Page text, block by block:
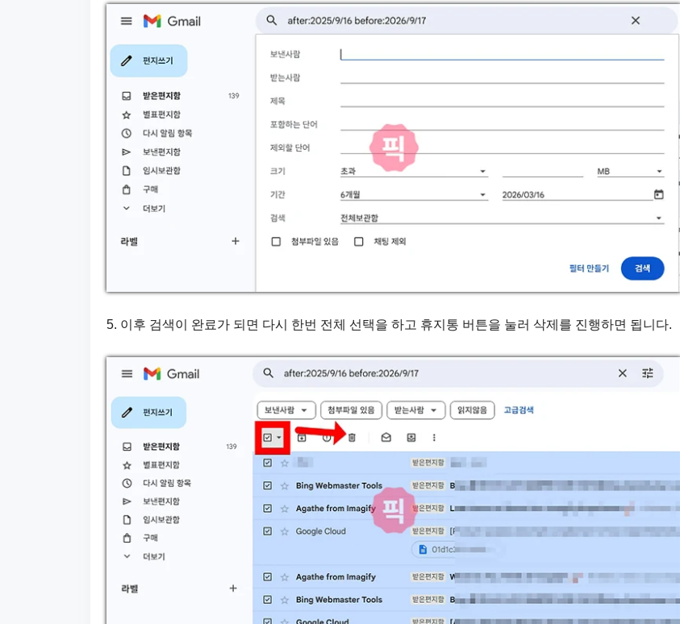
5. 이후 검색이 완료가 되면 다시 한번 전체 선택을 하고 휴지통 버튼을 눌러 삭제를 진행하면 됩니다.